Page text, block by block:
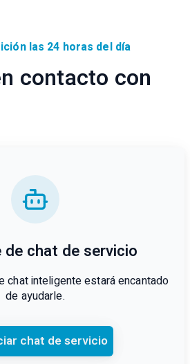
las 24 horas del día
contacto con
chat de servicio
chat inteligente estará encantado
de ayudarle.
chat de servicio